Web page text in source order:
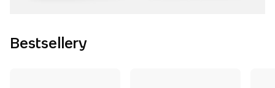
Bestsellery